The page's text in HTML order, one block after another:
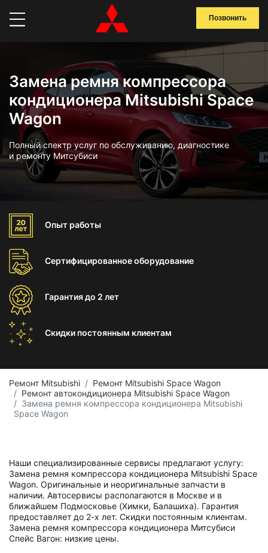
Позвонить
Замена ремня компрессора
кондиционера Mitsubishi Space
Wagon
Полный спектр услуг по обслуживанию, диагностике
и ремонту Митсубиси
Опыт работы
Сертифицированноеоборудование
Гарантиядо 2 лет
Скидки постоянным клиентам
Ремонт Mitsubishi
Ремонт Mitsubishi Space Wagon
Ремонт автокондиционера Mitsubishi Space Wagon
Замена ремня компрессора кондиционера Mitsubishi
Space Wagon
Наши специализированные сервисы предлагают услугу:
Замена ремня компрессора кондиционера Mitsubishi Space
Wagon. Оригинальные и неоригинальные запчасти в
наличии. Автосервисы располагаются в Москве и в
ближайшем Подмосковье (Химки, Балашиха). Гарантия
предоставляет до 2-х лет. Скидки постоянным клиентам.
Замена ремня компрессора кондиционера Митсубиси
Спейс Вагон: низкие цены.